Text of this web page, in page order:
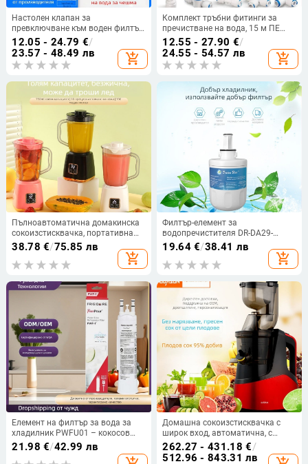
Настолен клапан за
превключване към воден филтър,
разделител за чешма, корпус от
месинг, 500 L/h, модел 3
12.05 - 24.79 €/
23.57 - 48.49 лв
add_shopping_cart
Комплект тръбни фитинги за
пречистване на вода, 15 м ПЕ
тръба, водоснабдяване за кафе
машини, ледогенератори и
хладилници
12.55 - 27.90 €/
24.55 - 54.57 лв
add_shopping_cart
Пълноавтоматична домакинска
сокоизстисквачка, портативна
машина за изцеждане на
плодове и смесване на храна
38.78 €/75.85 лв
add_shopping_cart
Филтър-елемент за
водопречистителя DR-DA29-
00003G – кокосова активна
въглеродна пръчка, вграден
филтър за хладилник, капацитет
19.64€/38.41 лв
add_shopping_cart
Елемент на филтър за вода за
хладилник PWFU01 – кокосов
активиран въглен, капацитет 300
галона, филтрация на питейна
21.98 €/42.99 лв
Домашна сокоизстисквачка с
широк вход, автоматична, с
разделяне на пулпа, тихо
функциониране, компактна
262.27 - 431.18 €/
512.96 - 843.31 лв